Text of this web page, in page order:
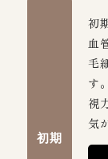
初期
初
血
毛
す。
視
気